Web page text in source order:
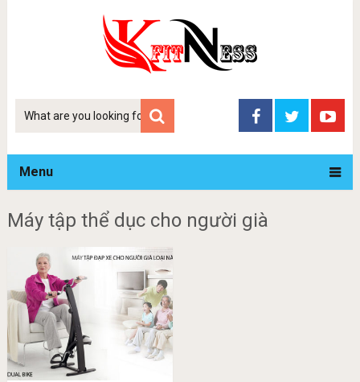
Tim
Menu
Máy tập thể dục cho người già